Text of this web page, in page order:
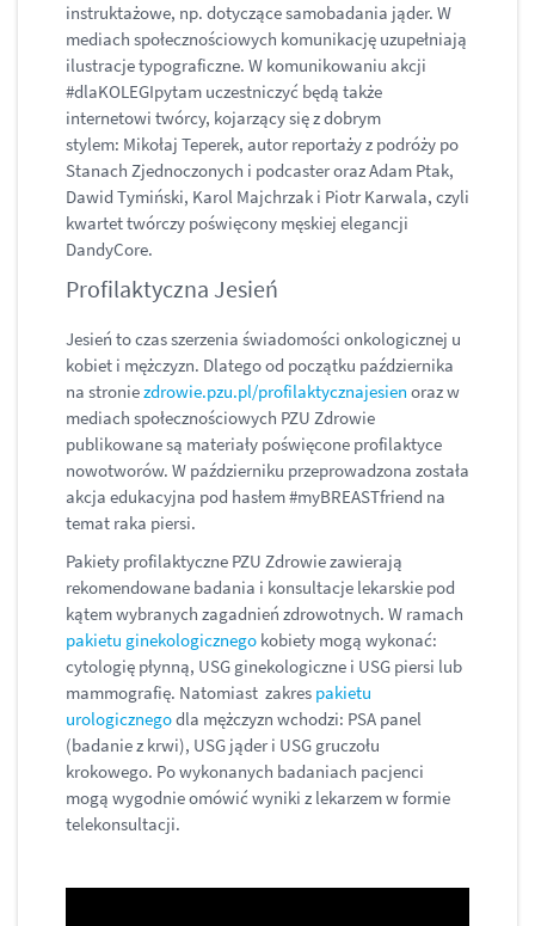
instruktażowe, np. dotyczące samobadania jąder. W
mediach społecznościowych komunikację uzupełniają
ilustracje typograficzne. W komunikowaniu akcji
#dlaKOLEGIpytam uczestniczyć będą także
internetowi twórcy, kojarzący się z dobrym
stylem: Mikołaj Teperek, autor reportaży z podróży po
Stanach Zjednoczonych i podcaster oraz Adam Ptak,
Dawid Tymiński, Karol Majchrzak i Piotr Karwala, czyli
kwartet twórczy poświęcony męskiej elegancji
DandyCore.
Profilaktyczna Jesień
Jesień to czas szerzenia świadomości onkologicznej u
kobiet i mężczyzn. Dlatego od początku października
na stroniezdrowie.pzu.pl/profilaktycznajesien oraz w
mediach społecznościowych PZU Zdrowie
publikowane są materiały poświęcone profilaktyce
nowotworów. W październiku przeprowadzona została
akcja edukacyjna pod hasłem #myBREASTfriend na
temat raka piersi.
Pakiety profilaktyczne PZU Zdrowie zawierają
rekomendowane badania i konsultacje lekarskie pod
kątem wybranych zagadnień zdrowotnych. W ramach
pakietu ginekologicznego kobiety mogą wykonać:
cytologię płynną, USG ginekologiczne i USG piersi lub
mammografię. Natomiast zakres pakietu
urologicznegodla mężczyzn wchodzi: PSA panel
(badanie z krwi), USG jąder i USG gruczołu
krokowego. Po wykonanych badaniach pacjenci
mogą wygodnie omówić wyniki z lekarzem w formie
telekonsultacji.